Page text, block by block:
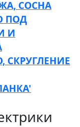
СОСНА
ПОД
И
СКРУГЛЕНИЕ